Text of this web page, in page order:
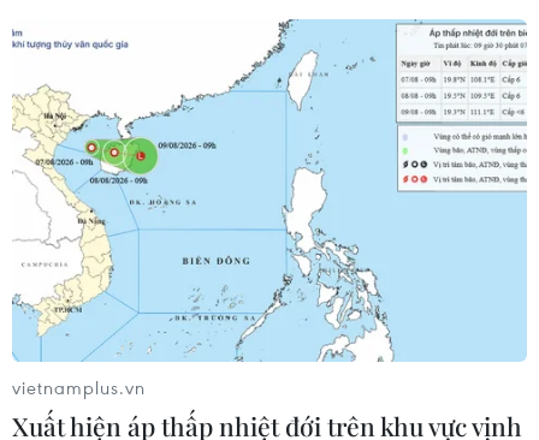
vietnamplus.vn
Xuất hiện áp thấp nhiệt đới trên khu vực vịnh